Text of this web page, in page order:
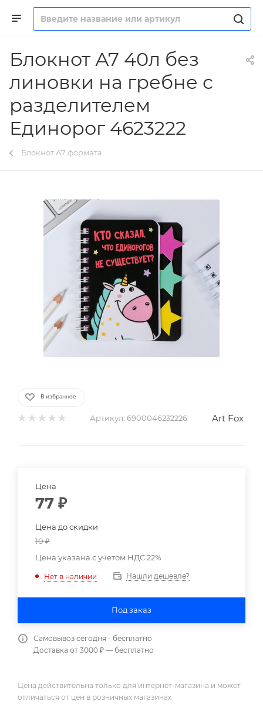
Блокнот А7 40л без
линовки на гребне с
разделителем
Единорог 4623222
Блокнот А7 формата
В избранное
Артикул: 6900046232226 Art Fox
Цена
77 ₽
Цена до скидки
10₽
Цена указана с учетом НДС 22%
Нет в наличии Нашли дешевле?
Под заказ
Самовывоз сегодня - бесплатно
Доставка от 3000 ₽ — бесплатно
Цена действительна только для интернет-магазина и может
отличаться от цен в розничных магазинах